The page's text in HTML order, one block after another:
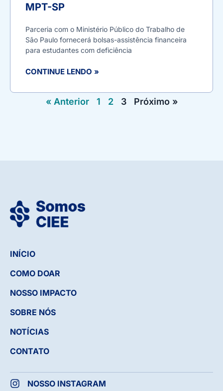
MPT-SP
Parceria com o Ministério Público do Trabalho de
São Paulo fornecerá bolsas-assistência financeira
para estudantes com deficiência
CONTINUE LENDO »
« Anterior 1 2 3 Próximo »
INÍCIO
COMO DOAR
NOSSO IMPACTO
SOBRE NÓS
NOTÍCIAS
CONTATO
NOSSO INSTAGRAM